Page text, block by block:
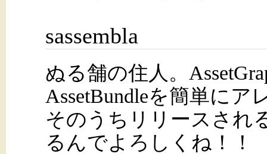
sassembla
ぬる舗の住人。
AssetBundleを簡単にア
そのうちリリースされ
るんでよろしくね！！